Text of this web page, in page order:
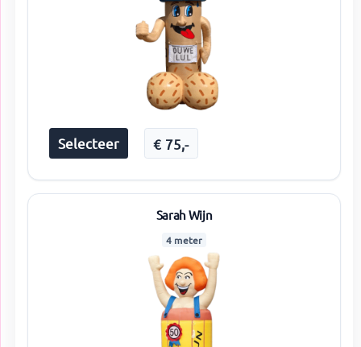
Selecteer € 75,-
Sarah Wijn
4 meter